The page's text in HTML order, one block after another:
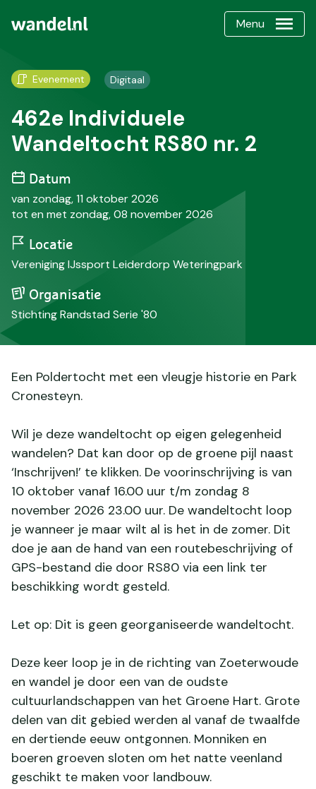
Menu
Evenement Digitaal
462e Individuele
Wandeltocht RS80 nr. 2
Datum
van zondag, 11 oktober 2026
tot en met zondag, 08 november 2026
Locatie
Vereniging IJssport Leiderdorp Weteringpark
Organisatie
Stichting Randstad Serie '80
Een Poldertocht met een vleugje historie en Park
Cronesteyn.
Wil je deze wandeltocht op eigen gelegenheid
wandelen? Dat kan door op de groene pijl naast
‘Inschrijven!’ te klikken. De voorinschrijving is van
10 oktober vanaf 16.00 uur t/m zondag 8
november 2026 23.00 uur. De wandeltocht loop
je wanneer je maar wilt al is het in de zomer. Dit
doe je aan de hand van een routebeschrijving of
GPS-bestand die door RS80 via een link ter
beschikking wordt gesteld.
Let op: Dit is geen georganiseerde wandeltocht.
Deze keer loop je in de richting van Zoeterwoude
en wandel je door een van de oudste
cultuurlandschappen van het Groene Hart. Grote
delen van dit gebied werden al vanaf de twaalfde
en dertiende eeuw ontgonnen. Monniken en
boeren groeven sloten om het natte veenland
geschikt te maken voor landbouw.